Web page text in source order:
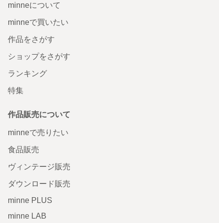
minneについて
minneで買いたい
作品をさがす
ショップをさがす
ランキング
特集
作品販売について
minneで売りたい
食品販売
ヴィンテージ販売
ダウンロード販売
minne PLUS
minne LAB